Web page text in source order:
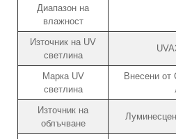
Диапазон на
влажност
Източник на UV
светлина
Марка UV
светлина
Внесени
Източник на
облъчване